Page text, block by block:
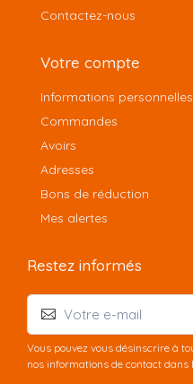
Contactez-nous
Votre compte
Informations personnelles
Commandes
Avoirs
Adresses
Bons de réduction
Mes alertes
Restez informés
Vous pouvez vous désinscrire à
nos informations de contact dans